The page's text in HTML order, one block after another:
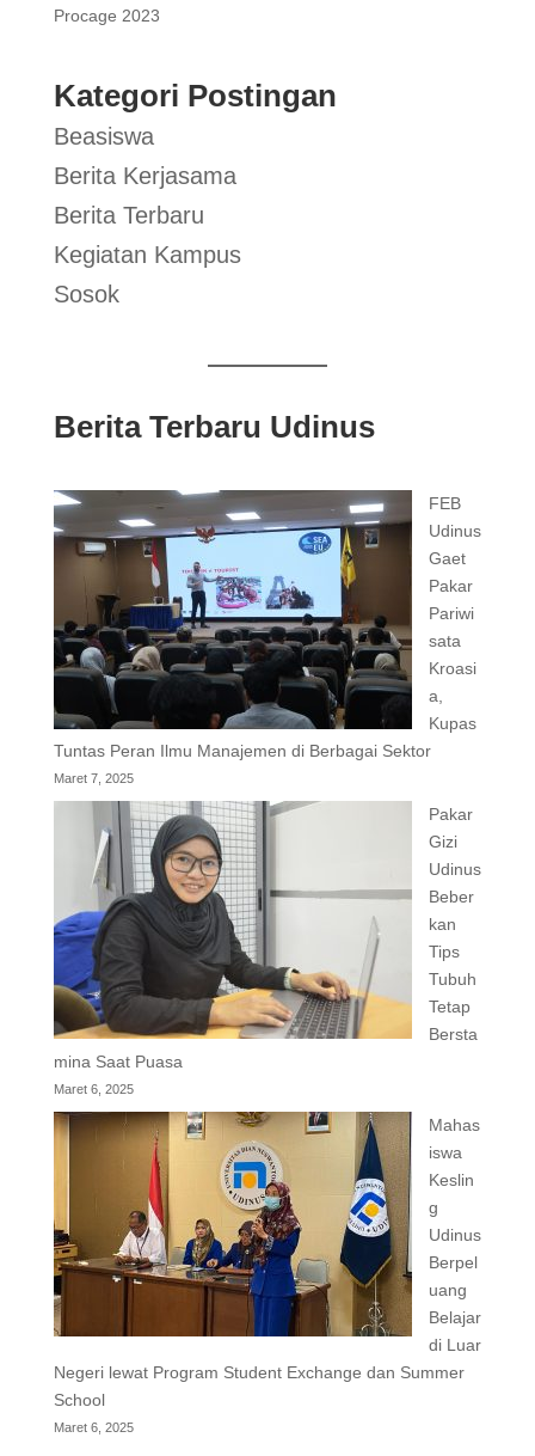
Procage 2023
Kategori Postingan
Beasiswa
Berita Kerjasama
Berita Terbaru
Kegiatan Kampus
Sosok
Berita Terbaru Udinus
FEB
Udinus
Gaet
Pakar
Pariwi
sata
Kroasi
a,
Kupas
Tuntas Peran Ilmu Manajemen di Berbagai Sektor
Maret 7, 2025
Pakar
Gizi
Udinus
Beber
kan
Tips
Tubuh
Tetap
Bersta
mina Saat Puasa
Maret 6, 2025
Mahas
iswa
Keslin
g
Udinus
Berpel
uang
Belajar
di Luar
Negeri lewat Program Student Exchange dan Summer
School
Maret 6, 2025